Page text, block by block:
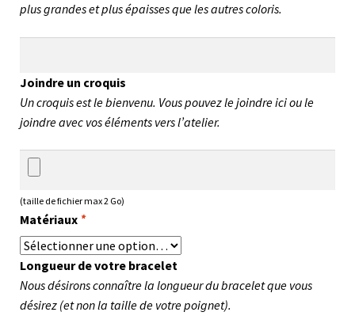
plus grandes et plus épaisses que les autres coloris.
Joindre un croquis
Un croquis est le bienvenu. Vous pouvez le joindre ici ou le
joindre avec vos éléments vers l’atelier.
(taille de fichier max 2 Go)
Matériaux *
Longueur de votre bracelet
Nous désirons connaître la longueur du bracelet que vous
désirez (et non la taille de votre poignet).